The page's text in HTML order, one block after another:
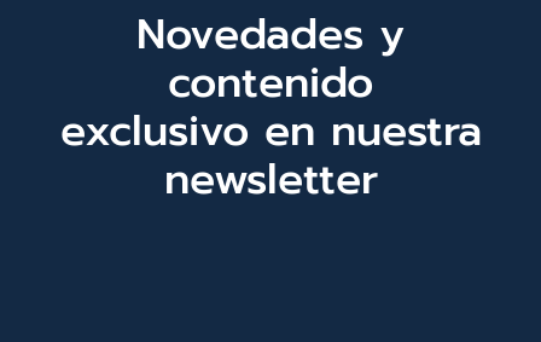
Novedades y
contenido
exclusivo en nuestra
newsletter